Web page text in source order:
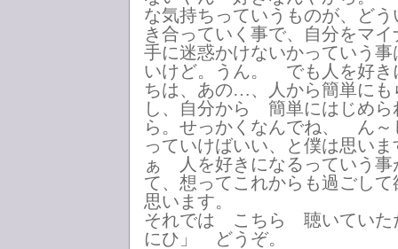
な気持ちっていうものが、ど
き合っていく事で、自分をマ
手に迷惑かけないかっていう
いけど。うん。 でも人を好き
ちは、あの…、人から簡単にも
し、自分から 簡単にはじめら
ら。せっかくなんでね、 ん～
っていけばいい、と僕は思い
ぁ 人を好きになるっていう事
て、想ってこれからも過ごし
思います。
それでは こちら 聴いていた
にひ」 どうぞ。